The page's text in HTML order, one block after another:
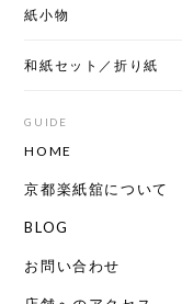
紙小物
和紙セット／折り紙
GUIDE
HOME
京都楽紙舘について
BLOG
お問い合わせ